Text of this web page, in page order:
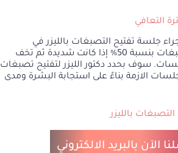
التعافي
جلسة تفتيح التصبغات بالليزر في
الغردقة سوف تقل التصبغات بنسبة 50% إذا كانت شديدة ثم تخف
سوف بحدد دكتور الليزر لتفتيح تصبغات
الازمة بناءً على استجابة البشرة ومدى
التصبغات بالليزر
الآن بالبريد الالكتروني